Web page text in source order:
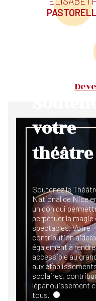
votre
théâtre
Soutenez le
National de Nice
un don qui
perpétuer la magie
spectacles. Votre
contribution aidera
également à
accessible au
aux
scolaires,
l'épanouissement
tous.